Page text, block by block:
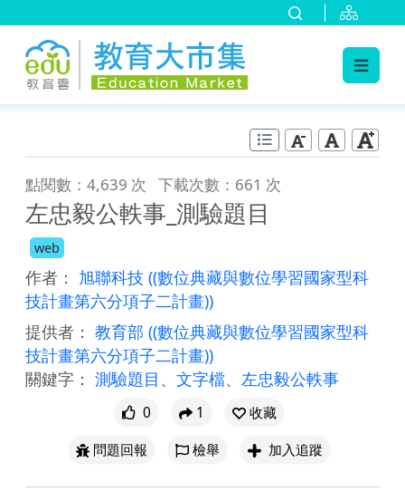
點閱數：4,639 次 下載次數：661 次
左忠毅公軼事_測驗題目
web
作者： 旭聯科技 ((數位典藏與數位學習國家型科
技計畫第六分項子二計畫))
提供者： 教育部 ((數位典藏與數位學習國家型科
技計畫第六分項子二計畫))
關鍵字： 測驗題目 、 文字檔、 左忠毅公軼事
0 1
收藏
問題回報
檢舉 加入追蹤